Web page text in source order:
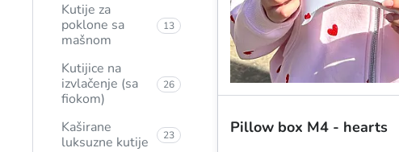
Kutije za
poklone sa
mašnom
13
Kutijice na
izvlačenje (sa
fiokom)
26
Kaširane
luksuzne kutije
23 Pillow box M4 - hearts